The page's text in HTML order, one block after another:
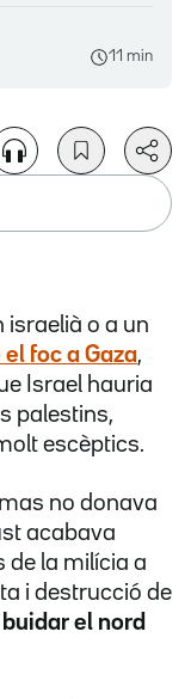
11 min
israelià o a un
el foc a Gaza,
Israel hauria
palestins,
escèptics.
no donava
acabava
de la milícia a
i destrucció de
buidar el nord